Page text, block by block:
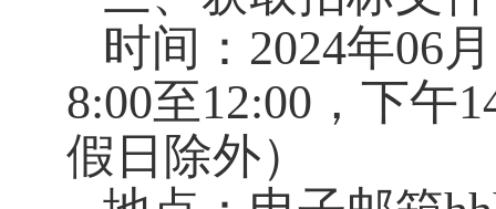
时间：2024年06
8:00至12:00，下午
假日除外）